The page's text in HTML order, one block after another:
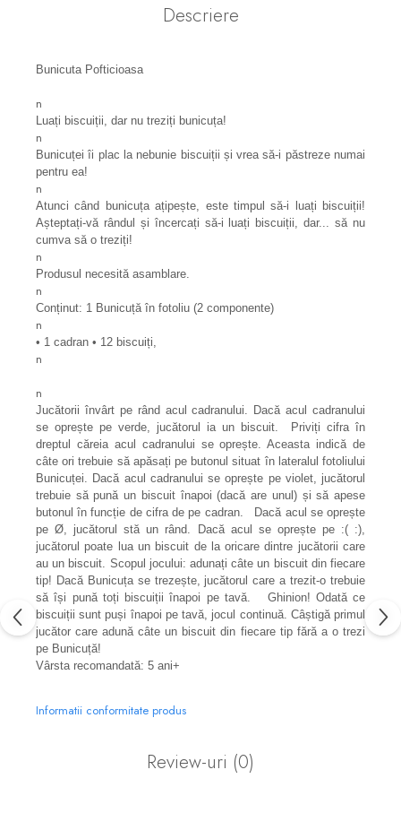
Descriere
Bunicuta Pofticioasa
n
Luați biscuiții, dar nu treziți bunicuța!
n
Bunicuței îi plac la nebunie biscuiții și vrea să-i păstreze numai
pentru ea!
n
Atunci când bunicuța ațipește, este timpul să-i luați biscuiții!
Așteptați-vă rândul și încercați să-i luați biscuiții, dar... să nu
cumva să o treziți!
n
Produsul necesită asamblare.
n
Conținut: 1 Bunicuță în fotoliu (2 componente)
n
• 1 cadran • 12 biscuiți,
n
n
Jucătorii învârt pe rând acul cadranului. Dacă acul cadranului
se oprește pe verde, jucătorul ia un biscuit. Priviți cifra în
dreptul căreia acul cadranului se oprește. Aceasta indică de
câte ori trebuie să apăsați pe butonul situat în lateralul fotoliului
Bunicuței. Dacă acul cadranului se oprește pe violet, jucătorul
trebuie să pună un biscuit înapoi (dacă are unul) și să apese
butonul în funcție de cifra de pe cadran. Dacă acul se oprește
pe Ø, jucătorul stă un rând. Dacă acul se oprește pe :( :),
jucătorul poate lua un biscuit de la oricare dintre jucătorii care
au un biscuit. Scopul jocului: adunați câte un biscuit din fiecare
tip! Dacă Bunicuța se trezește, jucătorul care a trezit-o trebuie
să își pună toți biscuiții înapoi pe tavă. Ghinion! Odată ce
biscuiții sunt puși înapoi pe tavă, jocul continuă. Câștigă primul
jucător care adună câte un biscuit din fiecare tip fără a o trezi
pe Bunicuță!
Vârsta recomandată: 5 ani+
Informatii conformitate produs
Review-uri (0)